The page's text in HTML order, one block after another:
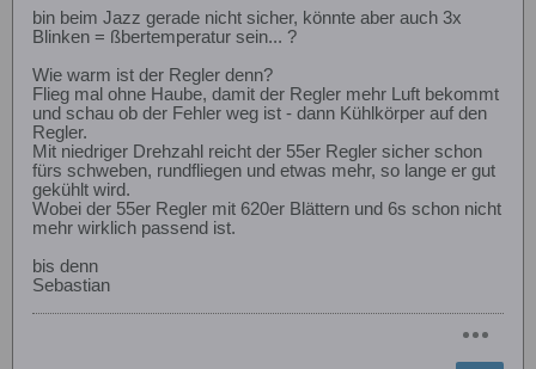
bin beim Jazz gerade nicht sicher, könnte aber auch 3x
Blinken = ßbertemperatur sein... ?
Wie warm ist der Regler denn?
Flieg mal ohne Haube, damit der Regler mehr Luft bekommt
und schau ob der Fehler weg ist - dann Kühlkörper auf den
Regler.
Mit niedriger Drehzahl reicht der 55er Regler sicher schon
fürs schweben, rundfliegen und etwas mehr, so lange er gut
gekühlt wird.
Wobei der 55er Regler mit 620er Blättern und 6s schon nicht
mehr wirklich passend ist.
bis denn
Sebastian